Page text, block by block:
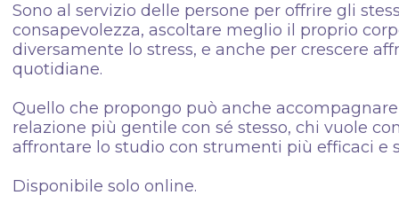
Sono al servizio delle persone per offrire gli
consapevolezza, ascoltare meglio il proprio
diversamente lo stress, e anche per crescere
quotidiane.
Quello che propongo può anche
relazione più gentile con sé stesso, chi vuole
affrontare lo studio con strumenti più efficaci e
Disponibile solo online.